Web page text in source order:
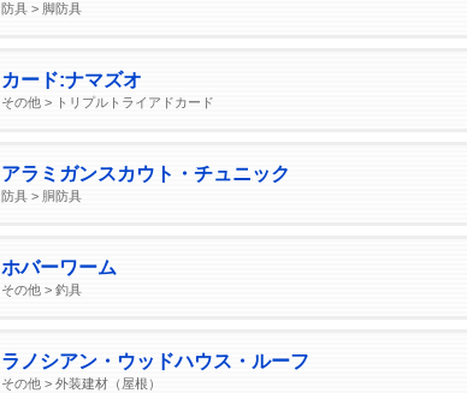
防具 > 脚防具
カード:ナマズオ
その他 > トリプルトライアドカード
アラミガンスカウト・チュニック
防具 > 胴防具
ホバーワーム
その他 > 釣具
ラノシアン・ウッドハウス・ルーフ
その他 > 外装建材（屋根）